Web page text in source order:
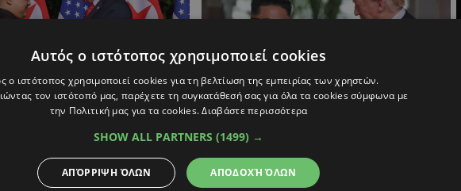
η δεύτερη συνάντηση
Κιμ – Τραμπ
ο ηγέτης της Βόρειας Κορέας από το
Στα σκαριά νέα συνάντηση για
Τραμπ – Κιμ Γιονγκ Ουν στις αρχές
του 2019
Αυτός ο ιστότοπος χρησιμοποιεί cookies
ο ιστότοπος χρησιμοποιεί cookies για τη βελτίωση της εμπειρίας των χρηστών.
τον ιστότοπό μας, παρέχετε τη συγκατάθεσή σας για όλα τα cookies σύμφωνα με
την Πολιτική μας για τα cookies.Διαβάστε περισσότερα
SHOW ALL PARTNERS (1499) →
ΑΠΟΔΟΧΉ ΌΛΩΝ
ΑΠΌΡΡΙΨΗ ΌΛΩΝ